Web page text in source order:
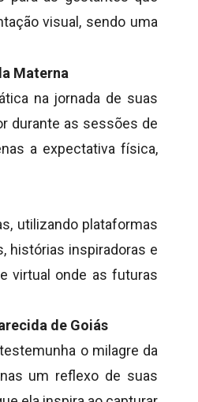
visual, sendo uma
Materna
na jornada de suas
durante as sessões de
a expectativa física,
utilizando plataformas
histórias inspiradoras e
virtual onde as futuras
de Goiás
o milagre da
um reflexo de suas